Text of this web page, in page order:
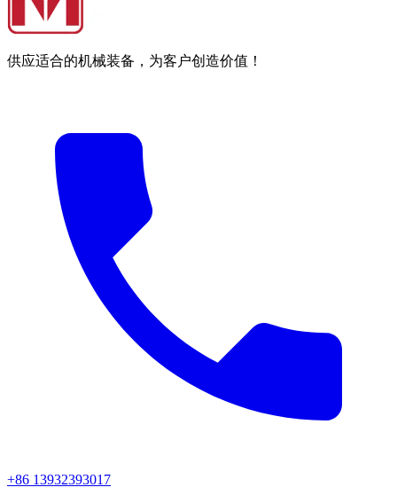
供应适合的机械装备，为客户创造价值！
+86 13932393017